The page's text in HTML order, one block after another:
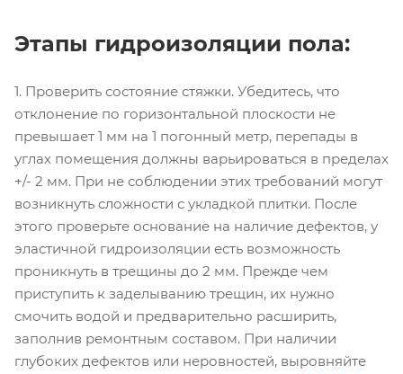
Этапы гидроизоляции пола:
1. Проверить состояние стяжки. Убедитесь, что
отклонение по горизонтальной плоскости не
превышает 1 мм на 1 погонный метр, перепады в
углах помещения должны варьироваться в пределах
+/- 2 мм. При не соблюдении этих требований могут
возникнуть сложности с укладкой плитки. После
этого проверьте основание на наличие дефектов, у
эластичной гидроизоляции есть возможность
проникнуть в трещины до 2 мм. Прежде чем
приступить к заделыванию трещин, их нужно
смочить водой и предварительно расширить,
заполнив ремонтным составом. При наличии
глубоких дефектов или неровностей, выровняйте